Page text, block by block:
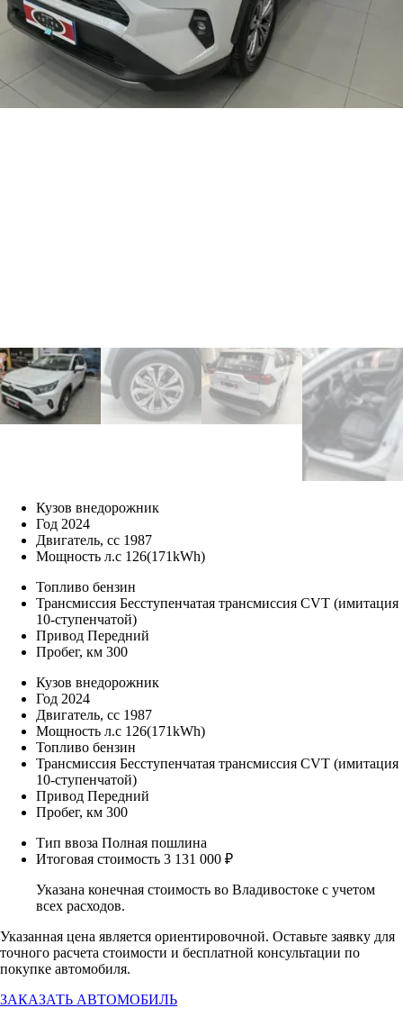
Кузов внедорожник
Год 2024
Двигатель, cc 1987
Мощность л.c 126(171kWh)
Топливо бензин
Трансмиссия Бесступенчатая трансмиссия CVT (имитация
10-ступенчатой)
Привод Передний
Пробег, км 300
Кузов внедорожник
Год 2024
Двигатель, cc 1987
Мощность л.c 126(171kWh)
Топливо бензин
Трансмиссия Бесступенчатая трансмиссия CVT (имитация
10-ступенчатой)
Привод Передний
Пробег, км 300
Тип ввоза Полная пошлина
Итоговая стоимость 3 131 000 ₽
Указана конечная стоимость во Владивостоке с учетом
всех расходов.
Указанная цена является ориентировочной. Оставьте заявку для
точного расчета стоимости и бесплатной консультации по
покупке автомобиля.
ЗАКАЗАТЬ АВТОМОБИЛЬ